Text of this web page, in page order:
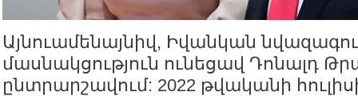
Այնուամենայնիվ, Իվանկան
մասնակցություն ունեցավ Դոնալդ
ընտրարշավում: 2022 թվականի